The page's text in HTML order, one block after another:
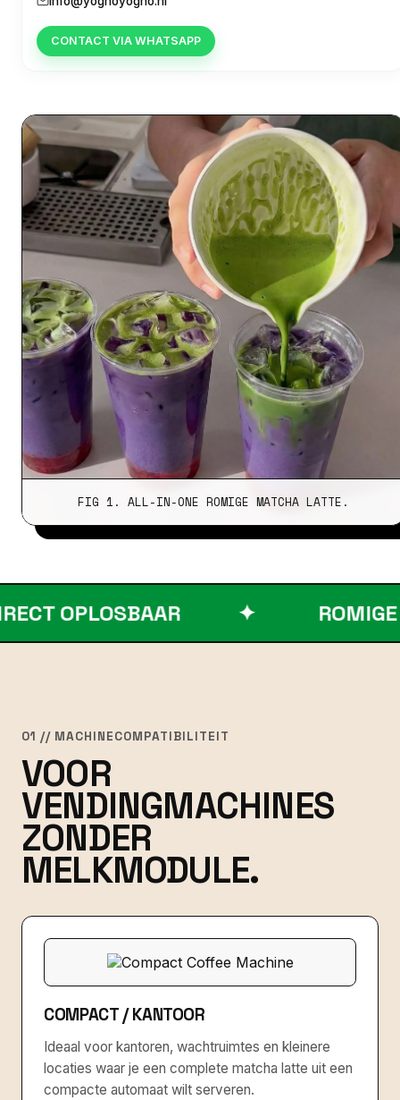
CONTACT VIA WHATSAPP
FIG 1. ALL-IN-ONE ROMIGE MATCHA LATTE.
✦ ROMIGE BODY
01 // MACHINECOMPATIBILITEIT
VOOR
VENDINGMACHINES
ZONDER
MELKMODULE.
COMPACT / KANTOOR
Ideaal voor kantoren, wachtruimtes en kleinere
locaties waar je een complete matcha latte uit een
compacte automaat wilt serveren.